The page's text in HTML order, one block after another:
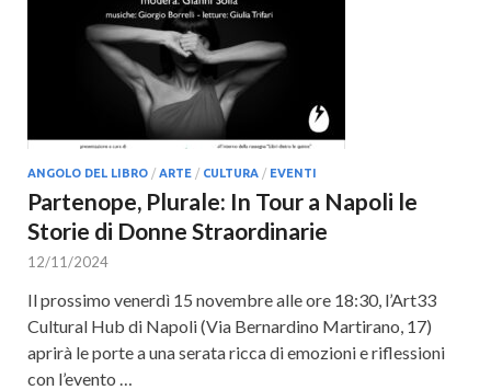
ANGOLO DEL LIBRO / ARTE / CULTURA / EVENTI
Partenope, Plurale: In Tour a Napoli le
Storie di Donne Straordinarie
12/11/2024
Il prossimo venerdì 15 novembre alle ore 18:30, l’Art33
Cultural Hub di Napoli (Via Bernardino Martirano, 17)
aprirà le porte a una serata ricca di emozioni e riflessioni
con l’evento …